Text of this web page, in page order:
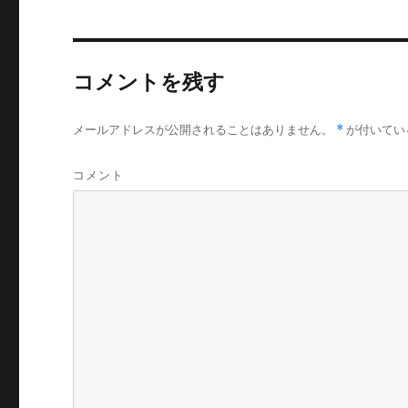
コメントを残す
メールアドレスが公開されることはありません。 * が付いて
コメント